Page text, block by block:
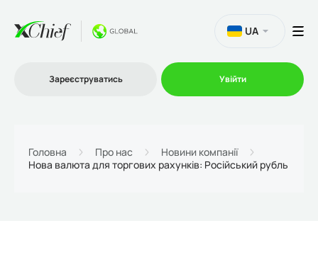
UA
Зареєструватись Увійти
Головна Про нас
Новини компанії
Нова валюта для торгових рахунків: Російський рубль